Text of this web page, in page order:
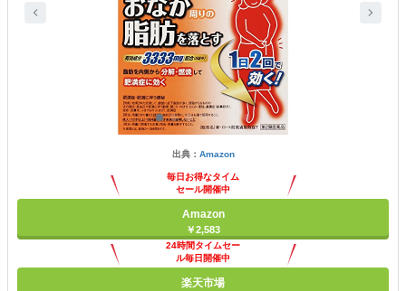
出典： Amazon
毎日お得なタイム
セール開催中
Amazon
￥2,583
24時間タイムセー
ル毎日開催中
楽天市場